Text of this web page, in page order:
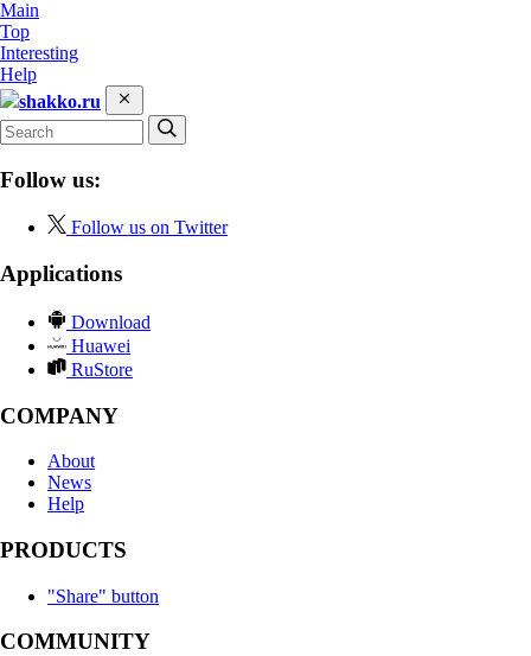
Main
Top
Interesting
Help
shakko.ru
Follow us:
Follow us on Twitter
Applications
Download
Huawei
RuStore
COMPANY
About
News
Help
PRODUCTS
"Share" button
COMMUNITY